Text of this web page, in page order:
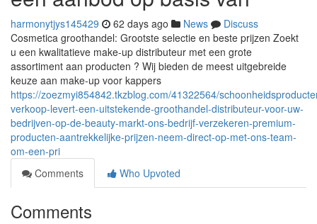
harmonytjys145429 62 days ago News
Discuss
Cosmetica groothandel: Grootste selectie en beste prijzen Zoekt
u een kwalitatieve make-up distributeur met een grote
assortiment aan producten ? Wij bieden de meest uitgebreide
keuze aan make-up voor kappers
https://zoezmyi854842.tkzblog.com/41322564/
verkoop-levert-een-uitstekende-groothandel-distributeur-voor-uw-
bedrijven-op-de-beauty-markt-ons-bedrijf-verzekeren-premium-
producten-aantrekkelijke-prijzen-neem-direct-op-met-ons-team-
om-een-pri
Comments
Who Upvoted
Comments